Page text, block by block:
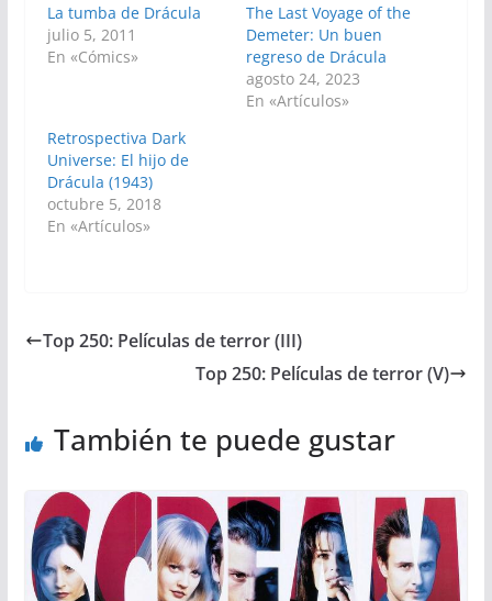
La tumba de Drácula
julio 5, 2011
En «Cómics»
The Last Voyage of the
Demeter: Un buen
regreso de Drácula
agosto 24, 2023
En «Artículos»
Retrospectiva Dark
Universe: El hijo de
Drácula (1943)
octubre 5, 2018
En «Artículos»
Top 250: Películas de terror (III)
Top 250: Películas de terror (V)
También te puede gustar